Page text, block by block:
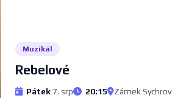
Muzikál
Rebelové
Pátek7. srp 20:15 Zámek Sychrov